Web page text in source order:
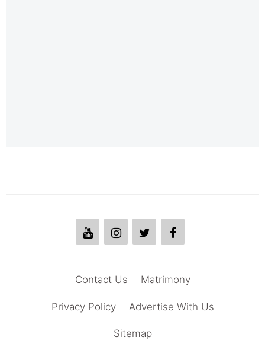
Matrimony
Contact Us
Advertise With Us
Privacy Policy
Sitemap